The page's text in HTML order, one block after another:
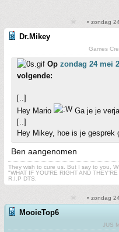
• zondag
Dr.Mikey
Games
Op zondag 24 mei
volgende:
[..]
Hey Mario
Ga je je
[..]
Hey Mikey, hoe is je gesprek
Ben aangenomen
They wish to cure us. But I say to you,
"WHAT IF YOU'RE RIGHT AND
R.I.P DTS.
• zondag
MooieTop6
JUS